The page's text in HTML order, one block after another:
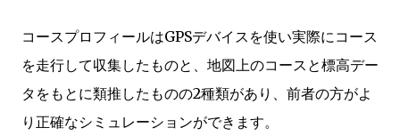
コースプロフィールはGPSデバイスを使い実際にコース
を走行して収集したものと、地図上のコースと標高デー
タをもとに類推したものの2種類があり、前者の方がよ
り正確なシミュレーションができます。